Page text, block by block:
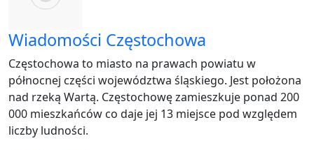
Wiadomości Częstochowa
Częstochowa to miasto na prawach powiatu w
północnej części województwa śląskiego. Jest położona
nad rzeką Wartą. Częstochowę zamieszkuje ponad 200
000 mieszkańców co daje jej 13 miejsce pod względem
liczby ludności.